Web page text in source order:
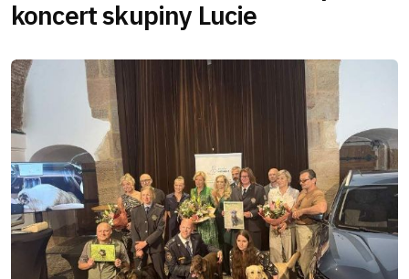
koncert skupiny Lucie